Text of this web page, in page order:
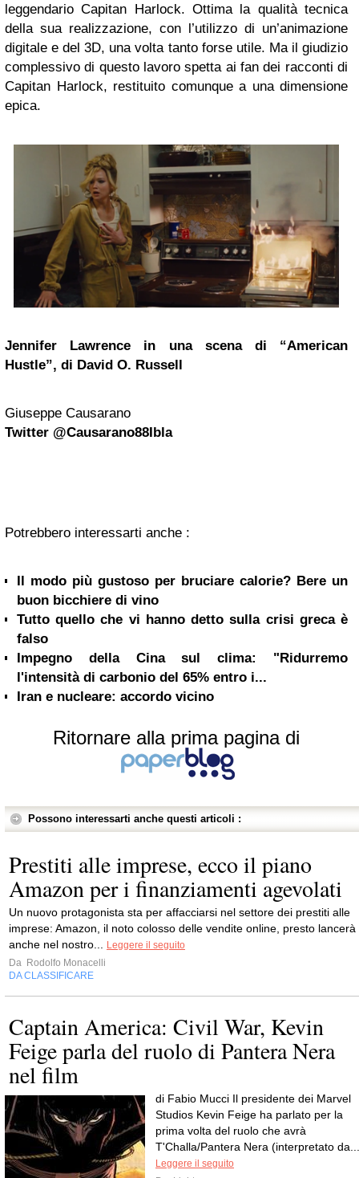
leggendario Capitan Harlock. Ottima la qualità tecnica
della sua realizzazione, con l’utilizzo di un’animazione
digitale e del 3D, una volta tanto forse utile. Ma il giudizio
complessivo di questo lavoro spetta ai fan dei racconti di
Capitan Harlock, restituito comunque a una dimensione
epica.
Jennifer Lawrence in una scena di “American
Hustle”, di David O. Russell
Giuseppe Causarano
Twitter @Causarano88Ibla
Potrebbero interessarti anche :
Il modo più gustoso per bruciare calorie? Bere un
buon bicchiere di vino
Tutto quello che vi hanno detto sulla crisi greca è
falso
Impegno della Cina sul clima: "Ridurremo
l'intensità di carbonio del 65% entro i...
Iran e nucleare: accordo vicino
Ritornare alla prima pagina di
Possono interessarti anche questi articoli :
Prestiti alle imprese, ecco il piano
Amazon per i finanziamenti agevolati
Un nuovo protagonista sta per affacciarsi nel settore dei prestiti alle
imprese: Amazon, il noto colosso delle vendite online, presto lancerà
anche nel nostro...
Leggere il seguito
Da Rodolfo Monacelli
DA CLASSIFICARE
Captain America: Civil War, Kevin
Feige parla del ruolo di Pantera Nera
nel film
di Fabio Mucci Il presidente dei Marvel
Studios Kevin Feige ha parlato per la
prima volta del ruolo che avrà
T'Challa/Pantera Nera (interpretato da...
Leggere il seguito